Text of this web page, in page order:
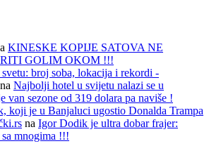
KINESKE KOPIJE SATOVA NE
GOLIM OKOM !!!
broj soba, lokacija i rekordi -
na Najbolji hotel u svijetu nalazi se u
van sezone od 319 dolara pa naviše !
koji je u Banjaluci ugostio Donalda Trampa
na Igor Dodik je ultra dobar frajer:
mnogima !!!